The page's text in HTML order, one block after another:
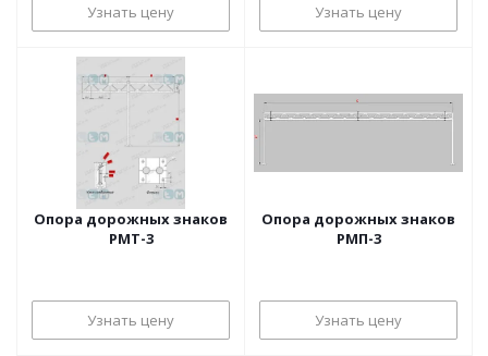
Узнать цену Узнать цену
Опора дорожных знаков
РМТ-3
Узнать цену
Опора дорожных знаков
РМП-3
Узнать цену